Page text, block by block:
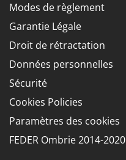
Modes de règlement
Garantie Légale
Droit de rétractation
Données personnelles
Sécurité
Cookies Policies
Paramètres des cookies
FEDER Ombrie 2014-2020